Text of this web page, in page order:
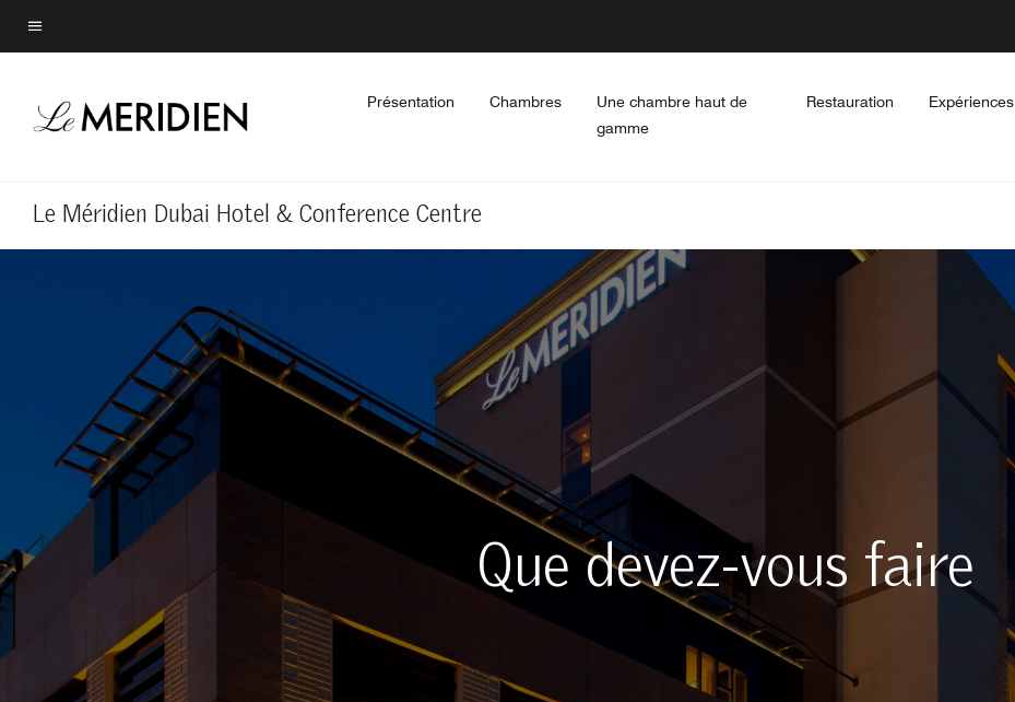
Skip
to
content
Texte du menu
Présentation Chambres
Une chambre haut de
gamme
Restauration Expériences
Le Méridien Dubai Hotel & Conference Centre
Que devez-vous faire